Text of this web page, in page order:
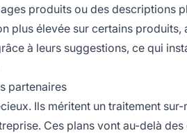
produits ou des descriptions
plus élevée sur certains produits,
à leurs suggestions, ce qui
partenaires
Ils méritent un traitement
Ces plans vont au-delà